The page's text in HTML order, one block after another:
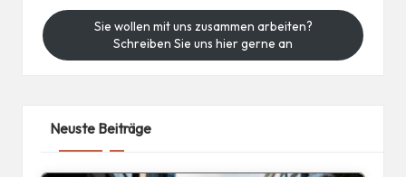
Sie wollen mit uns zusammen arbeiten?
Schreiben Sie uns hier gerne an
Neuste Beiträge